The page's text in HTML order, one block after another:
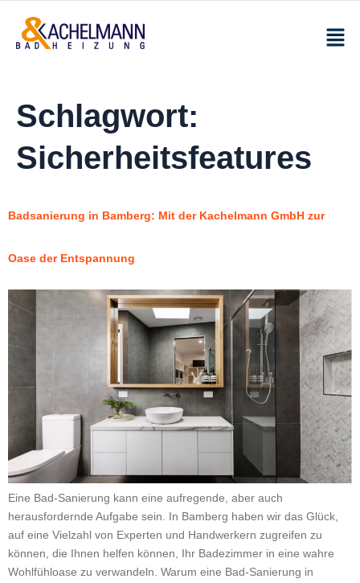
Schlagwort:
Sicherheitsfeatures
Badsanierung in Bamberg: Mit der Kachelmann GmbH zur
Oase der Entspannung
Eine Bad-Sanierung kann eine aufregende, aber auch
herausfordernde Aufgabe sein. In Bamberg haben wir das Glück,
auf eine Vielzahl von Experten und Handwerkern zugreifen zu
können, die Ihnen helfen können, Ihr Badezimmer in eine wahre
Wohlfühloase zu verwandeln. Warum eine Bad-Sanierung in